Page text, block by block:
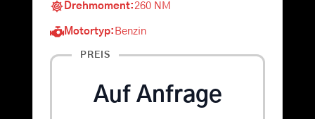
Drehmoment: 260 NM
Motortyp: Benzin
PREIS
Auf Anfrage